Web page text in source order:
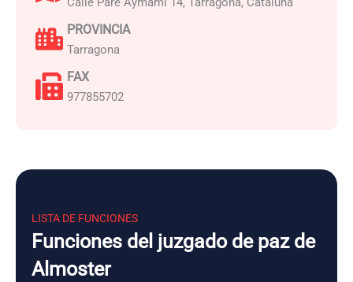
PROVINCIA
Tarragona
FAX
977855702
LISTA DE FUNCIONES
Funciones del juzgado de paz de
Almoster